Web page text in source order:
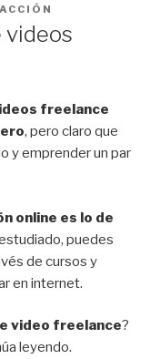
videos
freelance
, pero claro que
y emprender un par
online es lo de
puedes
de cursos y
en internet.
video freelance?
leyendo.